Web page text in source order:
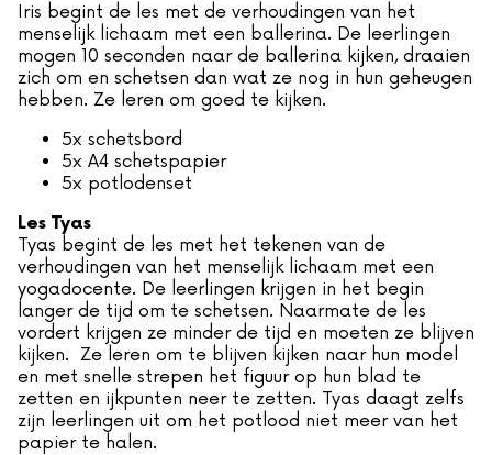
Iris begint de les met de verhoudingen van het
menselijk lichaam met een ballerina. De leerlingen
mogen 10 seconden naar de ballerina kijken, draaien
zich om en schetsen dan wat ze nog in hun geheugen
hebben. Ze leren om goed te kijken.
5x schetsbord
5x A4 schetspapier
5x potlodenset
Les Tyas
Tyas begint de les met het tekenen van de
verhoudingen van het menselijk lichaam met een
yogadocente. De leerlingen krijgen in het begin
langer de tijd om te schetsen. Naarmate de les
vordert krijgen ze minder de tijd en moeten ze blijven
kijken. Ze leren om te blijven kijken naar hun model
en met snelle strepen het figuur op hun blad te
zetten en ijkpunten neer te zetten. Tyas daagt zelfs
zijn leerlingen uit om het potlood niet meer van het
papier te halen.